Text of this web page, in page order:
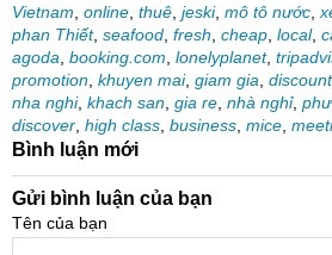
Vietnam online thuê jeski, mô tô nước
phan Thiết, seafood fresh cheap local,
agoda booking.com lonelyplanet,
promotion khuyen mai, giam gia discount
nha nghi, khach san gia re nhà nghỉ,
discover high class business mice
Bình luận mới
Gửi bình luận của bạn
Tên của bạn